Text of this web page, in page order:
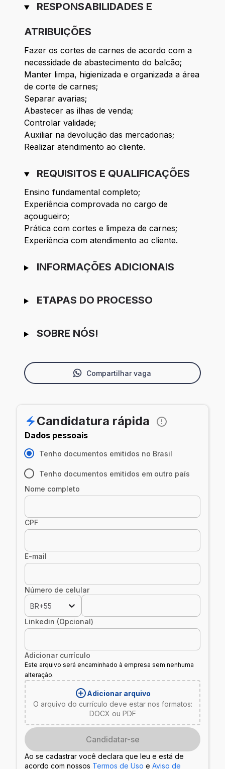
RESPONSABILIDADES E
ATRIBUIÇÕES
Fazer os cortes de carnes de acordo com a
necessidade de abastecimento do balcão;
Manter limpa, higienizada e organizada a área
de corte de carnes;
Separar avarias;
Abastecer as ilhas de venda;
Controlar validade;
Auxiliar na devolução das mercadorias;
Realizar atendimento ao cliente.
REQUISITOS E QUALIFICAÇÕES
Ensino fundamental completo;
Experiência comprovada no cargo de
açougueiro;
Prática com cortes e limpeza de carnes;
Experiência com atendimento ao cliente.
INFORMAÇÕES ADICIONAIS
ETAPAS DO PROCESSO
SOBRE NÓS!
Compartilhar vaga
Candidatura rápida
Dados pessoais
Tenho documentos emitidos no Brasil
Tenho documentos emitidos em outro país
Nome completo
CPF
E-mail
Número de celular
BR+55
Linkedin (Opcional)
Adicionar currículo
Este arquivo será encaminhado à empresa sem nenhuma
alteração.
Adicionar arquivo
O arquivo do currículo deve estar nos formatos:
DOCX ou PDF
Candidatar-se
Ao se cadastrar você declara que leu e está de
acordo com nossos Termos de Uso e Aviso de